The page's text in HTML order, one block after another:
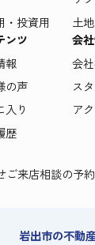
・投資用
土
ンツ
報
の声
入り
歴
会
会
ス
ア
ご来店相談の予約
岩出市の不動